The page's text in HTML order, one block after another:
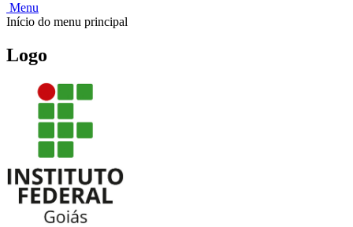
Menu
Início do menu principal
Logo